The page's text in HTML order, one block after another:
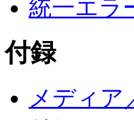
統一エラ
付録
メディア